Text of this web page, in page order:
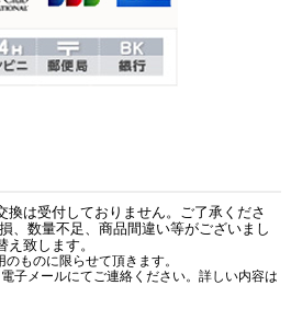
換は受付しておりません。ご了承くださ
、数量不足、商品間違い等がございまし
致します。
ものに限らせて頂きます。
子メールにてご連絡ください。詳しい内容は